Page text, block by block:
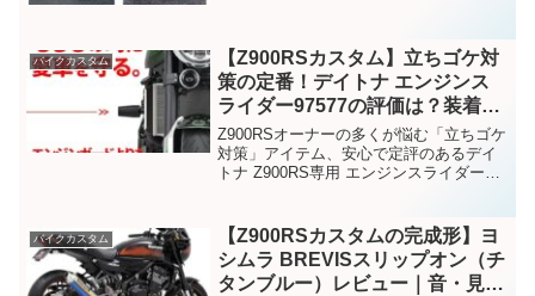
バイクカスタム
【Z900RSカスタム】立ちゴケ対
策の定番！デイトナ エンジンス
ライダー97577の評価は？装着メ
リットを徹底解説
Z900RSオーナーの多くが悩む「立ちゴケ
対策」アイテム、安心で定評のあるデイ
トナ Z900RS専用 エンジンスライダー
バイクカスタム
【Z900RSカスタムの完成形】ヨ
シムラ BREVISスリップオン（チ
タンブルー）レビュー｜音・見た